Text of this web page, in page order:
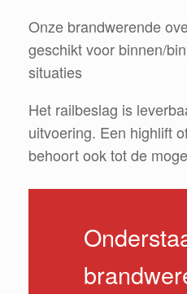
Onze brandwerende
geschikt voor binnen/
situaties
Het railbeslag is
uitvoering. Een highlift
behoort ook tot de